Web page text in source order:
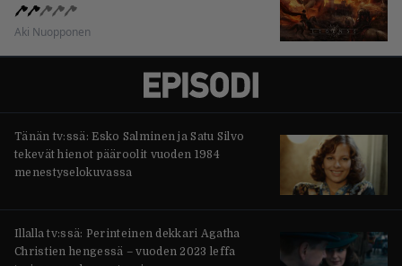
Aki Nuopponen
Tänän tv:ssä: Esko Salminen ja Satu Silvo
tekevät hienot pääroolit vuoden 1984
menestyselokuvassa
Illalla tv:ssä: Perinteinen dekkari Agatha
Christien hengessä – vuoden 2023 leffa